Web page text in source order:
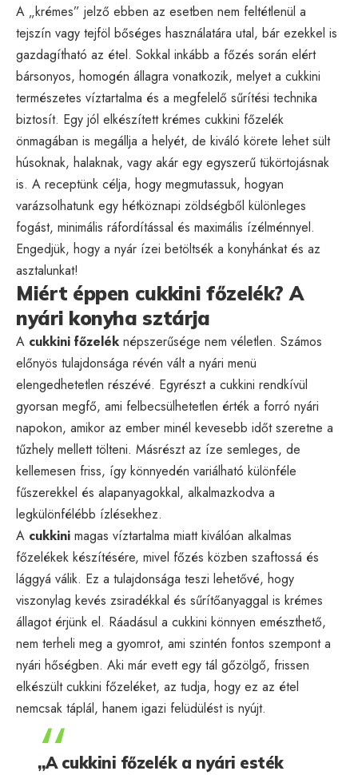
A „krémes” jelző ebben az esetben nem feltétlenül a
tejszín vagy tejföl bőséges használatára utal, bár ezekkel is
gazdagítható az étel. Sokkal inkább a főzés során elért
bársonyos, homogén állagra vonatkozik, melyet a cukkini
természetes víztartalma és a megfelelő sűrítési technika
biztosít. Egy jól elkészített krémes cukkini főzelék
önmagában is megállja a helyét, de kiváló körete lehet sült
húsoknak, halaknak, vagy akár egy egyszerű tükörtojásnak
is. A receptünk célja, hogy megmutassuk, hogyan
varázsolhatunk egy hétköznapi zöldségből különleges
fogást, minimális ráfordítással és maximális ízélménnyel.
Engedjük, hogy a nyár ízei betöltsék a konyhánkat és az
asztalunkat!
Miért éppen cukkini főzelék? A
nyári konyha sztárja
A cukkini főzelék népszerűsége nem véletlen. Számos
előnyös tulajdonsága révén vált a nyári menü
elengedhetetlen részévé. Egyrészt a cukkini rendkívül
gyorsan megfő, ami felbecsülhetetlen érték a forró nyári
napokon, amikor az ember minél kevesebb időt szeretne a
tűzhely mellett tölteni. Másrészt az íze semleges, de
kellemesen friss, így könnyedén variálható különféle
fűszerekkel és alapanyagokkal, alkalmazkodva a
legkülönfélébb ízlésekhez.
A cukkini magas víztartalma miatt kiválóan alkalmas
főzelékek készítésére, mivel főzés közben szaftossá és
lággyá válik. Ez a tulajdonsága teszi lehetővé, hogy
viszonylag kevés zsiradékkal és sűrítőanyaggal is krémes
állagot érjünk el. Ráadásul a cukkini könnyen emészthető,
nem terheli meg a gyomrot, ami szintén fontos szempont a
nyári hőségben. Aki már evett egy tál gőzölgő, frissen
elkészült cukkini főzeléket, az tudja, hogy ez az étel
nemcsak táplál, hanem igazi felüdülést is nyújt.
„A cukkini főzelék a nyári esték